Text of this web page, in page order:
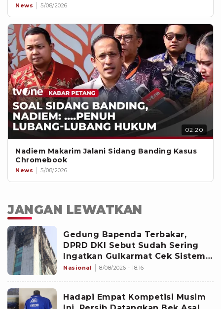
News 5/08/2026
02:20
Nadiem Makarim Jalani Sidang Banding Kasus
Chromebook
News 5/08/2026
JANGAN LEWATKAN
Gedung Bapenda Terbakar,
DPRD DKI Sebut Sudah Sering
Ingatkan Gulkarmat Cek Sistem
Proteksi Semua Gedung Jakarta
Nasional 8/08/2026 - 18:16
Hadapi Empat Kompetisi Musim